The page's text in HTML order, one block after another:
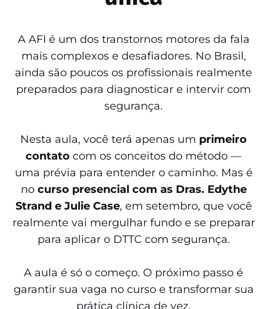
A AFI é um dos transtornos motores da fala
mais complexos e desafiadores. No Brasil,
ainda são poucos os profissionais realmente
preparados para diagnosticar e intervir com
segurança.
Nesta aula, você terá apenas um primeiro
contato com os conceitos do método —
uma prévia para entender o caminho. Mas é
no curso presencial com as Dras. Edythe
Strand e Julie Case, em setembro, que você
realmente vai mergulhar fundo e se preparar
para aplicar o DTTC com segurança.
A aula é só o começo. O próximo passo é
garantir sua vaga no curso e transformar sua
prática clínica de vez.